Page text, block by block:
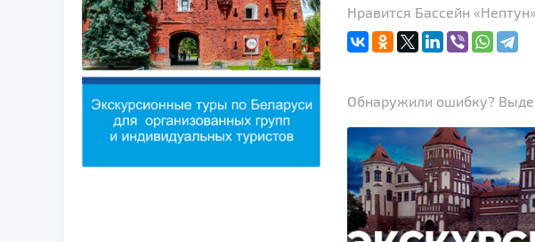
Нравится Бассейн
Обнаружили ошибку?